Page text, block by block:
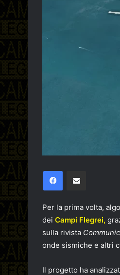
Facebook
Per la prima volta,
dei Campi Flegrei,
sulla rivista
onde sismiche e altri
Il progetto ha